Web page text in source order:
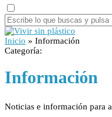
Inicio » Información
Categoría:
Información
Noticias e información para